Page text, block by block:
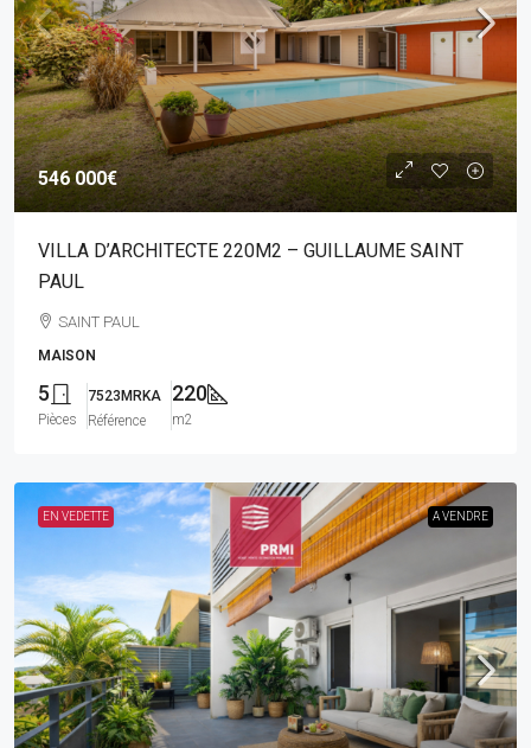
546 000€
VILLA D’ARCHITECTE 220M2 – GUILLAUME SAINT
PAUL
SAINT PAUL
MAISON
5
Pièces
7523MRKA
Référence
220
m2
EN VEDETTE A VENDRE